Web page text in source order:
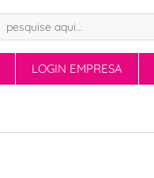
LOGIN EMPRESA